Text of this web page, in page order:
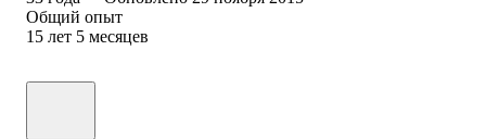
Общий опыт
15 лет 5 месяцев